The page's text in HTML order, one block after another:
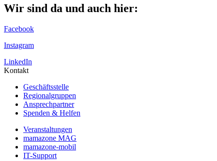
Wir sind da und auch hier:
Facebook
Instagram
LinkedIn
Kontakt
Geschäftsstelle
Regionalgruppen
Ansprechpartner
Spenden & Helfen
Veranstaltungen
mamazone MAG
mamazone-mobil
IT-Support